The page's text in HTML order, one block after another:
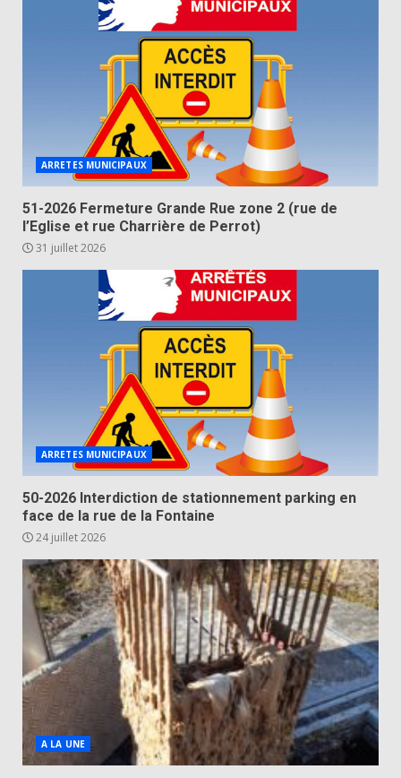
ARRETES MUNICIPAUX
51-2026 Fermeture Grande Rue zone 2 (rue de
l’Eglise et rue Charrière de Perrot)
31 juillet 2026
ARRETES MUNICIPAUX
50-2026 Interdiction de stationnement parking en
face de la rue de la Fontaine
24 juillet 2026
A LA UNE